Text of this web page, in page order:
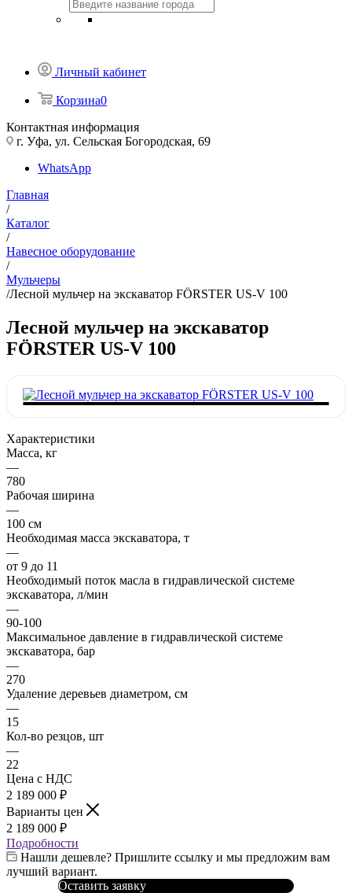
Личный кабинет
Корзина0
Контактная информация
г. Уфа, ул. Сельская Богородская, 69
WhatsApp
Главная
/
Каталог
/
Навесное оборудование
/
Мульчеры
/Лесной мульчер на экскаватор FÖRSTER US-V 100
Лесной мульчер на экскаватор
FÖRSTER US-V 100
Характеристики
Масса, кг
—
780
Рабочая ширина
—
100 см
Необходимая масса экскаватора, т
—
от 9 до 11
Необходимый поток масла в гидравлической системе
экскаватора, л/мин
—
90-100
Максимальное давление в гидравлической системе
экскаватора, бар
—
270
Удаление деревьев диаметром, см
—
15
Кол-во резцов, шт
—
22
Цена с НДС
2 189 000 ₽
Варианты цен
2 189 000 ₽
Подробности
Нашли дешевле? Пришлите ссылку и мы предложим вам
лучший вариант.
Оставить заявку